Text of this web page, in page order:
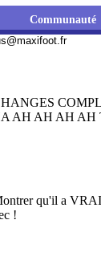
Communauté